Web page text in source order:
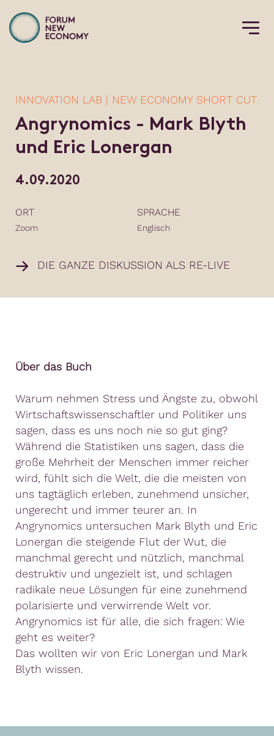
INNOVATION LAB | NEW ECONOMY SHORT CUT
Angrynomics - Mark Blyth
und Eric Lonergan
4.09.2020
ORT
Zoom
SPRACHE
Englisch
DIE GANZE DISKUSSION ALS RE-LIVE
Über das Buch
Warum nehmen Stress und Ängste zu, obwohl
Wirtschaftswissenschaftler und Politiker uns
sagen, dass es uns noch nie so gut ging?
Während die Statistiken uns sagen, dass die
große Mehrheit der Menschen immer reicher
wird, fühlt sich die Welt, die die meisten von
uns tagtäglich erleben, zunehmend unsicher,
ungerecht und immer teurer an. In
Angrynomics untersuchen Mark Blyth und Eric
Lonergan die steigende Flut der Wut, die
manchmal gerecht und nützlich, manchmal
destruktiv und ungezielt ist, und schlagen
radikale neue Lösungen für eine zunehmend
polarisierte und verwirrende Welt vor.
Angrynomics ist für alle, die sich fragen: Wie
geht es weiter?
Das wollten wir von Eric Lonergan und Mark
Blyth wissen.